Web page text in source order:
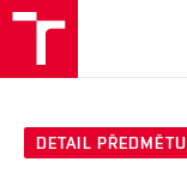
DETAIL PŘEDMĚTU